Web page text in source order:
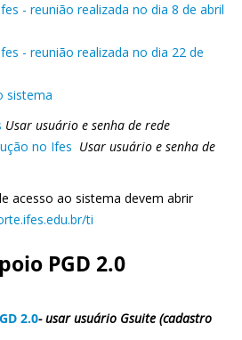
- reunião realizada no dia 8 de abril
- reunião realizada no dia 22 de
sistema
Usar usuário e senha de rede
no Ifes Usar usuário e senha de
acesso ao sistema devem abrir
ti
PGD 2.0
2.0- usar usuário Gsuite (cadastro